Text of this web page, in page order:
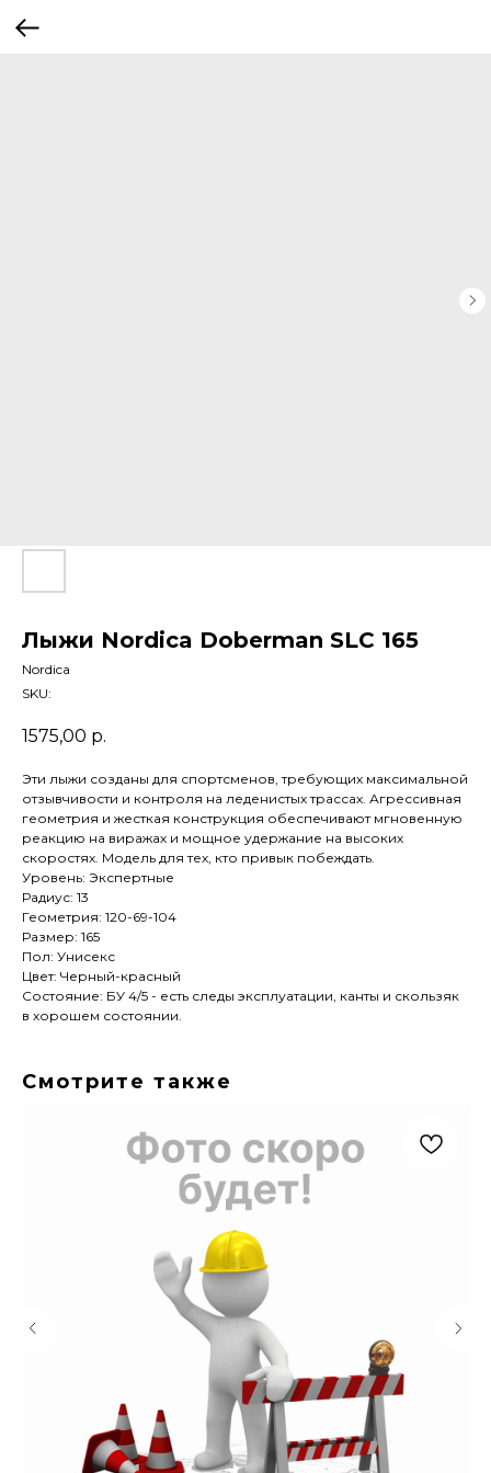
Лыжи Nordica Doberman SLC 165
Nordica
SKU:
1575,00 р.
Эти лыжи созданы для спортсменов, требующих максимальной
отзывчивости и контроля на леденистых трассах. Агрессивная
геометрия и жесткая конструкция обеспечивают мгновенную
реакцию на виражах и мощное удержание на высоких
скоростях. Модель для тех, кто привык побеждать.
Уровень: Экспертные
Радиус: 13
Геометрия: 120-69-104
Размер: 165
Пол: Унисекс
Цвет: Черный-красный
Состояние: БУ 4/5 - есть следы эксплуатации, канты и скользяк
в хорошем состоянии.
Смотрите также